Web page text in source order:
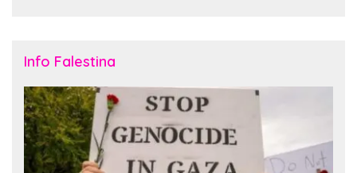
Info Falestina